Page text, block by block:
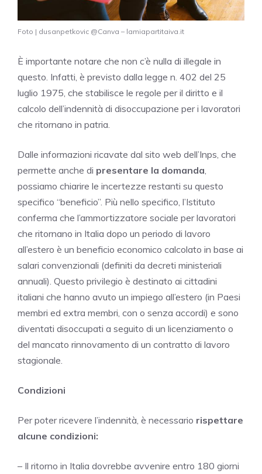
Foto | dusanpetkovic @Canva – lamiapartitaiva.it
È importante notare che non c’è nulla di illegale in
questo. Infatti, è previsto dalla legge n. 402 del 25
luglio 1975, che stabilisce le regole per il diritto e il
calcolo dell’indennità di disoccupazione per i lavoratori
che ritornano in patria.
Dalle informazioni ricavate dal sito web dell’Inps, che
permette anche di presentare la domanda,
possiamo chiarire le incertezze restanti su questo
specifico “beneficio”. Più nello specifico, l’Istituto
conferma che l’ammortizzatore sociale per lavoratori
che ritornano in Italia dopo un periodo di lavoro
all’estero è un beneficio economico calcolato in base ai
salari convenzionali (definiti da decreti ministeriali
annuali). Questo privilegio è destinato ai cittadini
italiani che hanno avuto un impiego all’estero (in Paesi
membri ed extra membri, con o senza accordi) e sono
diventati disoccupati a seguito di un licenziamento o
del mancato rinnovamento di un contratto di lavoro
stagionale.
Condizioni
Per poter ricevere l’indennità, è necessario rispettare
alcune condizioni:
– Il ritorno in Italia dovrebbe avvenire entro 180 giorni